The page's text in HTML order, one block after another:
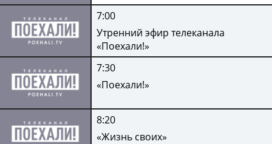
7:00
Утренний эфир телеканала
«Поехали!»
7:30
«Поехали!»
8:20
«Жизнь своих»